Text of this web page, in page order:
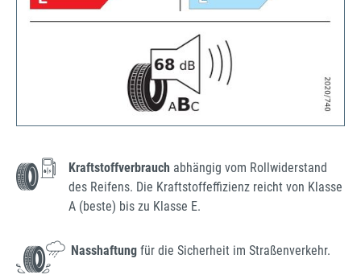
Kraftstoffverbrauch abhängig vom Rollwiderstand
des Reifens. Die Kraftstoffeffizienz reicht von Klasse
A (beste) bis zu Klasse E.
Nasshaftung für die Sicherheit im Straßenverkehr.